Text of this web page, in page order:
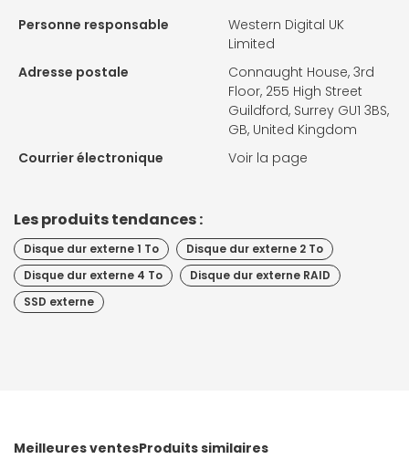
Personne responsable
Western Digital UK
Limited
Adresse postale
Connaught House, 3rd
Floor, 255 High Street
Guildford, Surrey GU1 3BS,
GB, United Kingdom
Courrier électronique
Voir la page
Les produits tendances :
Disque dur externe 1 To
Disque dur externe 2 To
Disque dur externe 4 To
Disque dur externe RAID
SSD externe
Meilleures ventesProduits similaires